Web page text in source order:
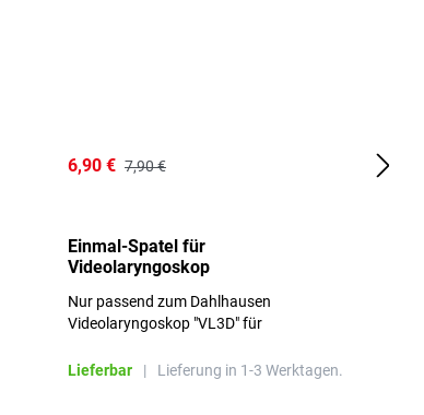
6,90 € 7,90 €
Einmal-Spatel für
Videolaryngoskop
Nur passend zum Dahlhausen
Videolaryngoskop "VL3D" für
Lieferbar
| Lieferung in 1-3 Werktagen.